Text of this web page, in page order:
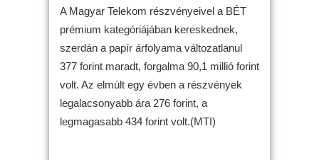
A Magyar Telekom részvényeivel a BÉT
prémium kategóriájában kereskednek,
szerdán a papír árfolyama változatlanul
377 forint maradt, forgalma 90,1 millió forint
volt. Az elmúlt egy évben a részvények
legalacsonyabb ára 276 forint, a
legmagasabb 434 forint volt.(MTI)